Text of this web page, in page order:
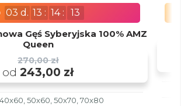
03 d. 13 : 14:
12
Gęś Syberyjska 100% AMZ
Queen
270,00 zł
od 243,00 zł
50x60, 50x70, 70x80